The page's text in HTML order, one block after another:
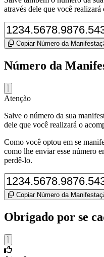
através dele que você
Copiar Número da
Número da
Atenção
Salve o número da sua
dele que você realizará o
Como você optou em se
como lhe enviar esse número
perdê-lo.
Copiar Número da
Obrigado por se